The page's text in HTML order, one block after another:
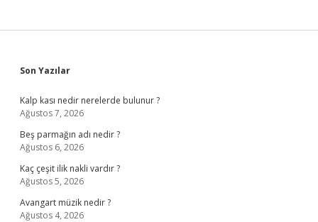
Sidebar
Son Yazılar
Kalp kası nedir nerelerde bulunur ?
Ağustos 7, 2026
Beş parmağın adı nedir ?
Ağustos 6, 2026
Kaç çeşit ilik nakli vardır ?
Ağustos 5, 2026
Avangart müzik nedir ?
Ağustos 4, 2026